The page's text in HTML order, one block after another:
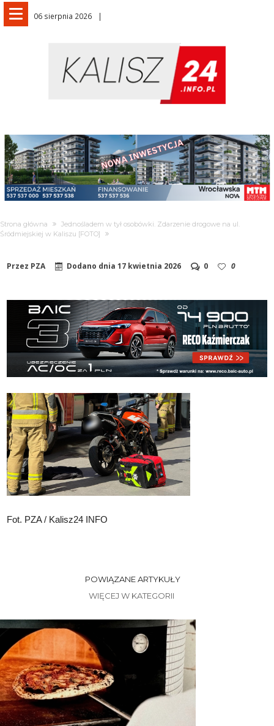
06 sierpnia 2026
Strona główna
Jednośladem w tył osobówki. Zdarzenie drogowe na ul.
Śródmiejskiej w Kaliszu [FOTO]
Przez PZA Dodano dnia17 kwietnia 2026 0 0
Fot. PZA / Kalisz24 INFO
POWIĄZANE ARTYKUŁY
WIĘCEJ W KATEGORII